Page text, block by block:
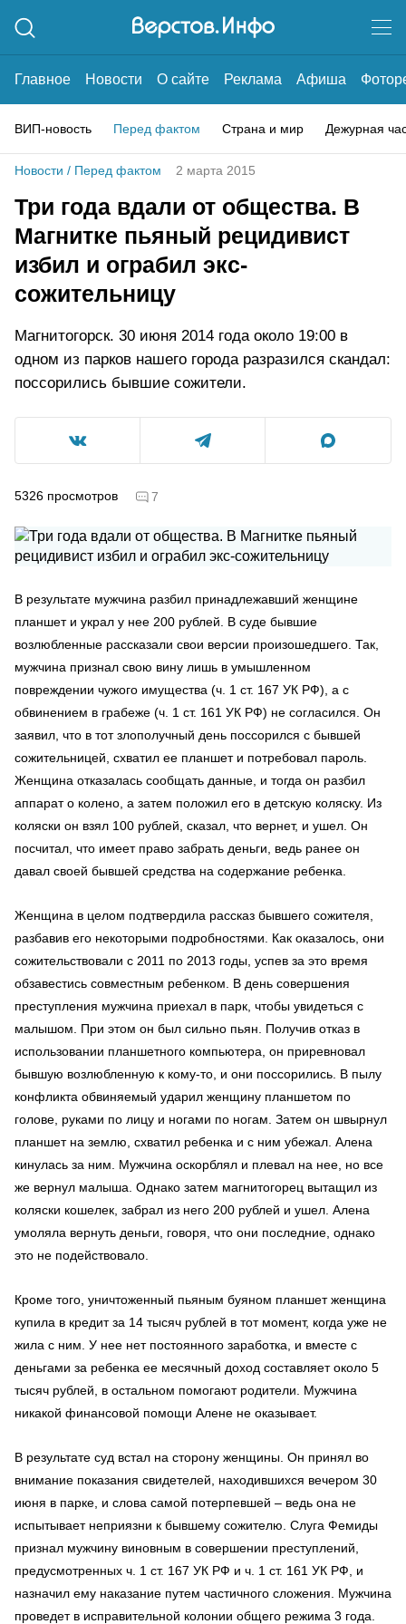
Главное Новости О сайте Реклама Афиша
ВИП-новость Перед фактом Страна и мир Дежурная
Новости / Перед фактом 2 марта 2015
Три года вдали от общества. В
Магнитке пьяный рецидивист
избил и ограбил экс-
сожительницу
Магнитогорск. 30 июня 2014 года около 19:00 в
одном из парков нашего города разразился скандал:
поссорились бывшие сожители.
5326 просмотров 7
В результате мужчина разбил принадлежавший женщине
планшет и украл у нее 200 рублей. В суде бывшие
возлюбленные рассказали свои версии произошедшего. Так,
мужчина признал свою вину лишь в умышленном
повреждении чужого имущества (ч. 1 ст. 167 УК РФ), а с
обвинением в грабеже (ч. 1 ст. 161 УК РФ) не согласился. Он
заявил, что в тот злополучный день поссорился с бывшей
сожительницей, схватил ее планшет и потребовал пароль.
Женщина отказалась сообщать данные, и тогда он разбил
аппарат о колено, а затем положил его в детскую коляску. Из
коляски он взял 100 рублей, сказал, что вернет, и ушел. Он
посчитал, что имеет право забрать деньги, ведь ранее он
давал своей бывшей средства на содержание ребенка.
Женщина в целом подтвердила рассказ бывшего сожителя,
разбавив его некоторыми подробностями. Как оказалось, они
сожительствовали с 2011 по 2013 годы, успев за это время
обзавестись совместным ребенком. В день совершения
преступления мужчина приехал в парк, чтобы увидеться с
малышом. При этом он был сильно пьян. Получив отказ в
использовании планшетного компьютера, он приревновал
бывшую возлюбленную к кому-то, и они поссорились. В пылу
конфликта обвиняемый ударил женщину планшетом по
голове, руками по лицу и ногами по ногам. Затем он швырнул
планшет на землю, схватил ребенка и с ним убежал. Алена
кинулась за ним. Мужчина оскорблял и плевал на нее, но все
же вернул малыша. Однако затем магнитогорец вытащил из
коляски кошелек, забрал из него 200 рублей и ушел. Алена
умоляла вернуть деньги, говоря, что они последние, однако
это не подействовало.
Кроме того, уничтоженный пьяным буяном планшет женщина
купила в кредит за 14 тысяч рублей в тот момент, когда уже не
жила с ним. У нее нет постоянного заработка, и вместе с
деньгами за ребенка ее месячный доход составляет около 5
тысяч рублей, в остальном помогают родители. Мужчина
никакой финансовой помощи Алене не оказывает.
В результате суд встал на сторону женщины. Он принял во
внимание показания свидетелей, находившихся вечером 30
июня в парке, и слова самой потерпевшей – ведь она не
испытывает неприязни к бывшему сожителю. Слуга Фемиды
признал мужчину виновным в совершении преступлений,
предусмотренных ч. 1 ст. 167 УК РФ и ч. 1 ст. 161 УК РФ, и
назначил ему наказание путем частичного сложения. Мужчина
проведет в исправительной колонии общего режима 3 года.